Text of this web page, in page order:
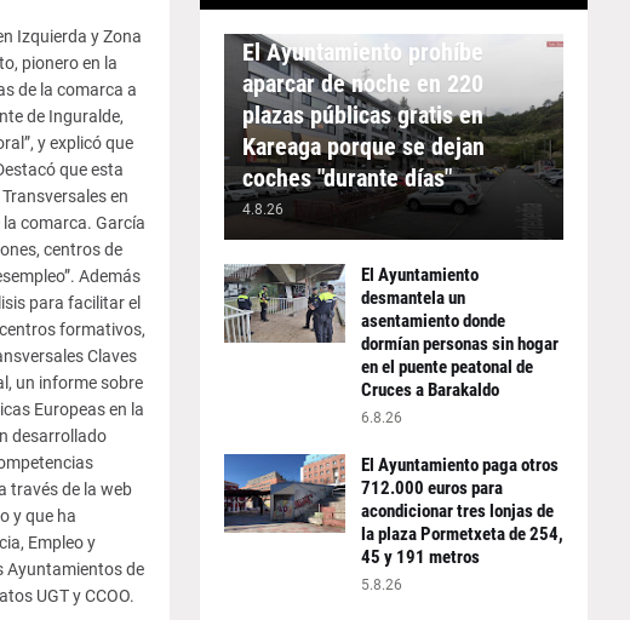
Izquierda y Zona
pionero en la
de la comarca a
de Inguralde,
y explicó que
que esta
en
comarca. García
centros de
Además
para facilitar el
formativos,
Claves
un informe sobre
Europeas en la
desarrollado
través de la web
y que ha
Empleo y
Ayuntamientos de
UGT y CCOO.
APARCAMIENTO
El Ayuntamiento prohíbe
aparcar de noche en 220
plazas públicas gratis en
Kareaga porque se dejan
coches "durante días"
4.8.26
El Ayuntamiento
desmantela un
asentamiento donde
dormían personas sin hogar
en el puente peatonal de
Cruces a Barakaldo
6.8.26
El Ayuntamiento paga otros
712.000 euros para
acondicionar tres lonjas de
la plaza Pormetxeta de 254,
45 y 191 metros
5.8.26